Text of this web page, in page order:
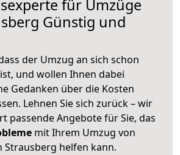
für Umzüge
Günstig und
der Umzug an sich schon
und wollen Ihnen dabei
Gedanken über die Kosten
Lehnen Sie sich zurück – wir
passende Angebote für Sie, das
mit Ihrem Umzug von
Strausberg helfen kann.